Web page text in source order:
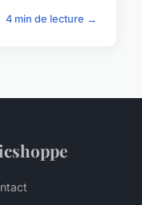
4 min de lecture →